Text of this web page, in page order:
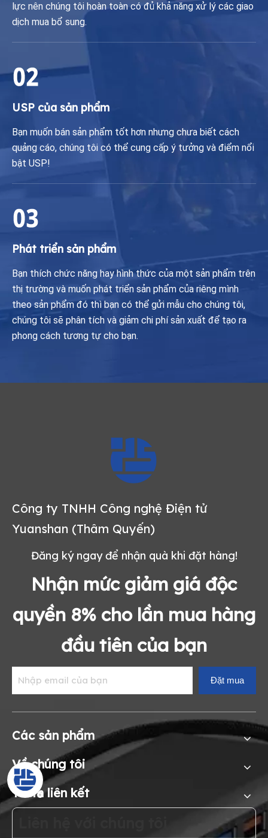
lực nên chúng tôi hoàn toàn có đủ khả năng xử lý các giao
dịch mua bổ sung.
USP của sản phẩm
Bạn muốn bán sản phẩm tốt hơn nhưng chưa biết cách
quảng cáo, chúng tôi có thể cung cấp ý tưởng và điểm nổi
bật USP!
Phát triển sản phẩm
Bạn thích chức năng hay hình thức của một sản phẩm trên
thị trường và muốn phát triển sản phẩm của riêng mình
theo sản phẩm đó thì bạn có thể gửi mẫu cho chúng tôi,
chúng tôi sẽ phân tích và giảm chi phí sản xuất để tạo ra
phong cách tương tự cho bạn.
Công ty TNHH Công nghệ Điện tử
Yuanshan (Thâm Quyến)
Đăng ký ngay để nhận quà khi đặt hàng!
Nhận mức giảm giá độc
quyền 8% cho lần mua hàng
đầu tiên của bạn
Đặt mua
Các sản phẩm
Về chúng tôi
Thêm liên kết